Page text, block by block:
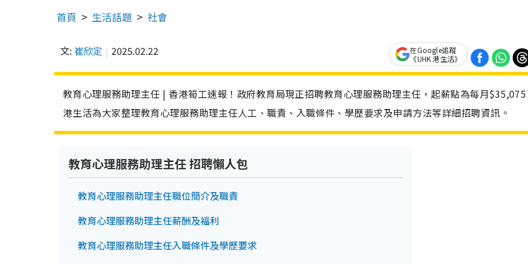
首頁 生活話題 社會
文: 崔欣定 2025.02.22
在Google追蹤
《UHK 港生活》
教育心理服務助理主任 | 香港筍工速報！政府教育局現正招聘教育心理服務助理主任，起薪點為每月
港生活為大家整理教育心理服務助理主任人工、職責、入職條件、學歷要求及申請方法等詳細招聘資訊。
教育心理服務助理主任 招聘懶人包
教育心理服務助理主任職位簡介及職責
教育心理服務助理主任薪酬及福利
教育心理服務助理主任入職條件及學歷要求